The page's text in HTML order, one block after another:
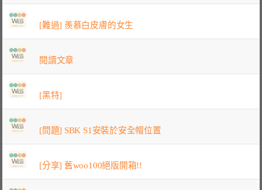
[難過] 羨慕白皮膚的女生
閱讀文章
[黑特]
[問題] SBK S1安裝於安全帽位置
[分享] 舊woo100絕版開箱!!